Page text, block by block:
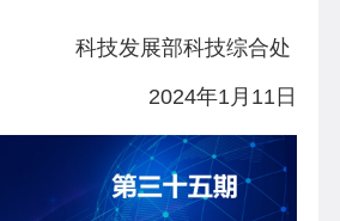
科技发展部科技综合处
2024年1 月 11日